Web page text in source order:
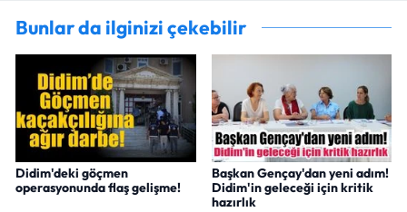
Bunlar da ilginizi çekebilir
Didim'deki göçmen
operasyonunda flaş gelişme!
Başkan Gençay'dan yeni adım!
Didim'in geleceği için kritik
hazırlık